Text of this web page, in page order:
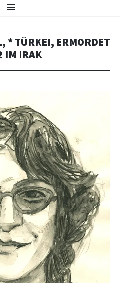
Menu
TO
* TÜRKEI, ERMORDET
IM IRAK